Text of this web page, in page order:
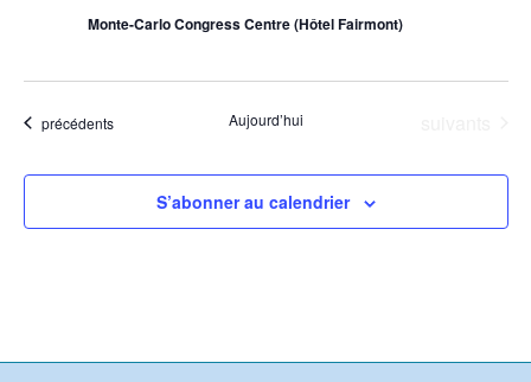
Monte-Carlo Congress Centre (Hôtel Fairmont)
Événements
précédents Aujourd’hui
S’abonner au calendrier